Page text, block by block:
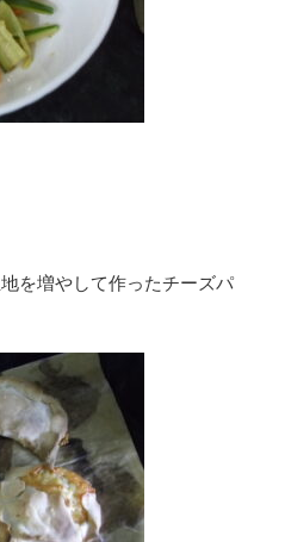
を増やして作ったチーズパ